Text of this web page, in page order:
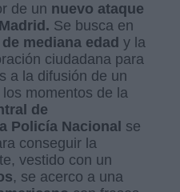
de un nuevo ataque
Se busca en
mediana edady la
ciudadana para
a la difusión de un
momentos de la
de
Policía Nacional se
conseguir la
vestido con un
, se acerco a una